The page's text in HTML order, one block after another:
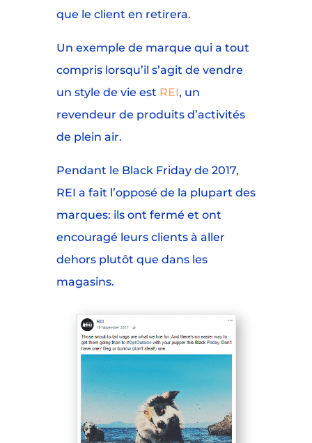
que le client en retirera.
Un exemple de marque qui a tout
compris lorsqu’il s’agit de vendre
un style de vie est REI, un
revendeur de produits d’activités
de plein air.
Pendant le Black Friday de 2017,
REI a fait l’opposé de la plupart des
marques: ils ont fermé et ont
encouragé leurs clients à aller
dehors plutôt que dans les
magasins.